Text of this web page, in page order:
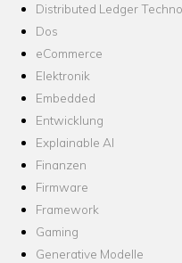
Distributed Ledger
Dos
eCommerce
Elektronik
Embedded
Entwicklung
Explainable AI
Finanzen
Firmware
Framework
Gaming
Generative Modelle